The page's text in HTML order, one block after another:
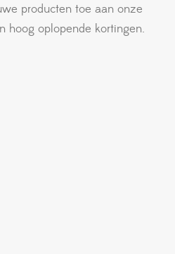
producten toe aan onze
hoog oplopende kortingen.